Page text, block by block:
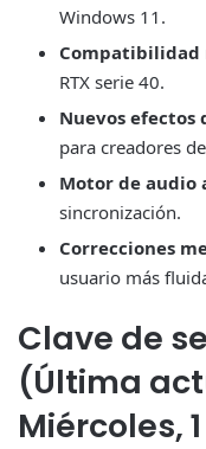
Windows 11.
Compatibilidad
RTX serie 40.
Nuevos efectos
para creadores
Motor de audio
sincronización.
Correcciones
usuario más
Clave de
(Última
Miércoles,